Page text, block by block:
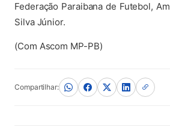
Federação Paraibana de Futebol,
Silva Júnior.
(Com Ascom MP-PB)
Compartilhar: